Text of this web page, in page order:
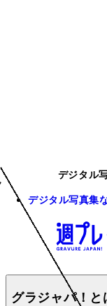
デジタル
デジタル写真集
グラジャパ！と